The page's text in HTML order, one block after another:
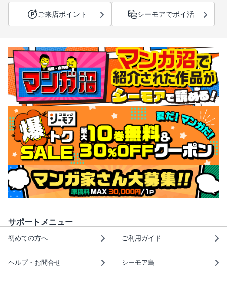
ご来店ポイント シーモアでポイ活
サポートメニュー
初めての方へ ご利用ガイド
ヘルプ・お問合せ シーモア島